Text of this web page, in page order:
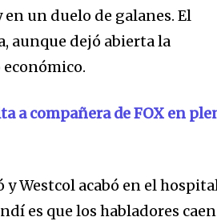
un duelo de galanes. El
aunque dejó abierta la
a compañera de FOX en
Westcol acabó en el
es que los habladores